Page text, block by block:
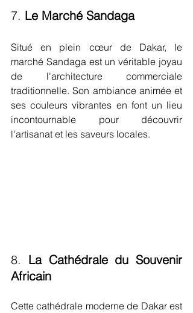
7. Le Marché Sandaga
Situé en plein cœur de Dakar, le
marché Sandaga est un véritable joyau
de l'architecture commerciale
traditionnelle. Son ambiance animée et
ses couleurs vibrantes en font un lieu
incontournable pour découvrir
l'artisanat et les saveurs locales.
8. La Cathédrale du Souvenir
Africain
Cette cathédrale moderne de Dakar est